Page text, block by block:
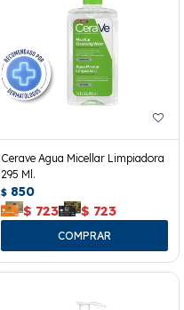
Cerave Agua Micellar Limpiadora
295 Ml.
$ 850
$ 723 $ 723